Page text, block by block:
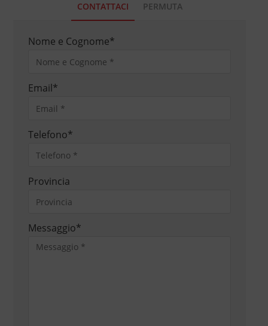
CONTATTACI PERMUTA
Nome e Cognome*
Email*
Telefono*
Provincia
Messaggio*